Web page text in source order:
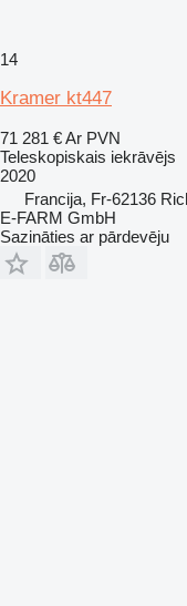
14
Kramer kt447
71 281 €Ar PVN
Teleskopiskais iekrāvējs
2020
Francija, Fr-62136
E-FARM GmbH
Sazināties ar pārdevēju